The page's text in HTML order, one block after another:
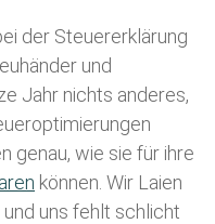
der Steuererklärung
und
Jahr nichts anderes,
genau, wie sie für ihre
können. Wir Laien
und uns fehlt schlicht